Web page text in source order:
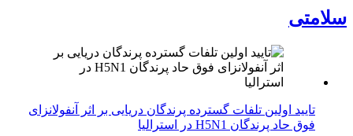
سلامتی
تایید اولین تلفات گسترده پرندگان دریایی بر اثر آنفولانزای
فوق حاد پرندگان H5N1 در استرالیا